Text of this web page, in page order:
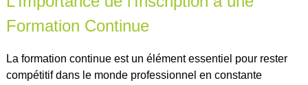
Formation Continue
La formation continue est un élément essentiel pour rester
compétitif dans le monde professionnel en constante